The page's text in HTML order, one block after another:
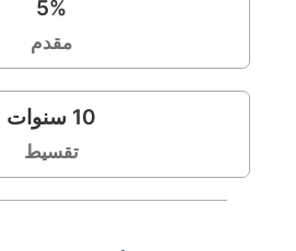
5%
مقدم
10 سنوات
تقسيط